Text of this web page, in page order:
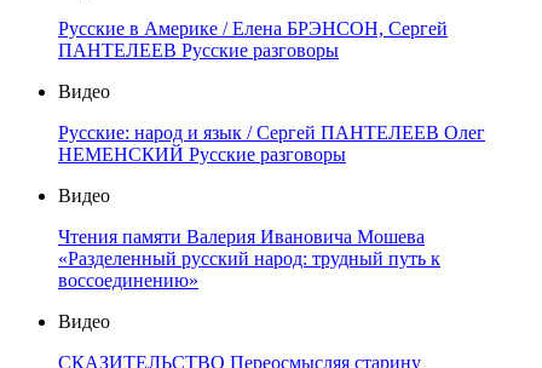
Русские в Америке / Елена БРЭНСОН, Сергей
ПАНТЕЛЕЕВ Русские разговоры
Видео
Русские: народ и язык / Сергей ПАНТЕЛЕЕВ Олег
НЕМЕНСКИЙ Русские разговоры
Видео
Чтения памяти Валерия Ивановича Мошева
«Разделенный русский народ: трудный путь к
воссоединению»
Видео
СКАЗИТЕЛЬСТВО Переосмысляя старину